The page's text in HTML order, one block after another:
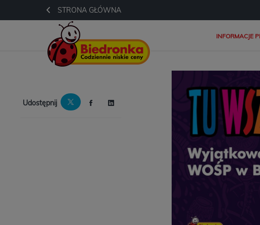
STRONA GŁÓWNA
INFORMACJE
Udostępnij